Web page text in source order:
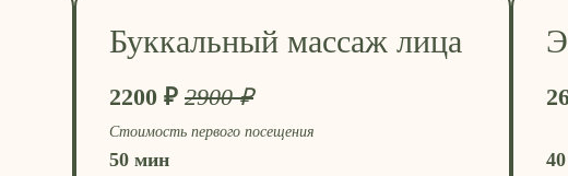
Буккальный массаж лица
2200 ₽ 2900 ₽
Стоимость первого посещения
50 мин